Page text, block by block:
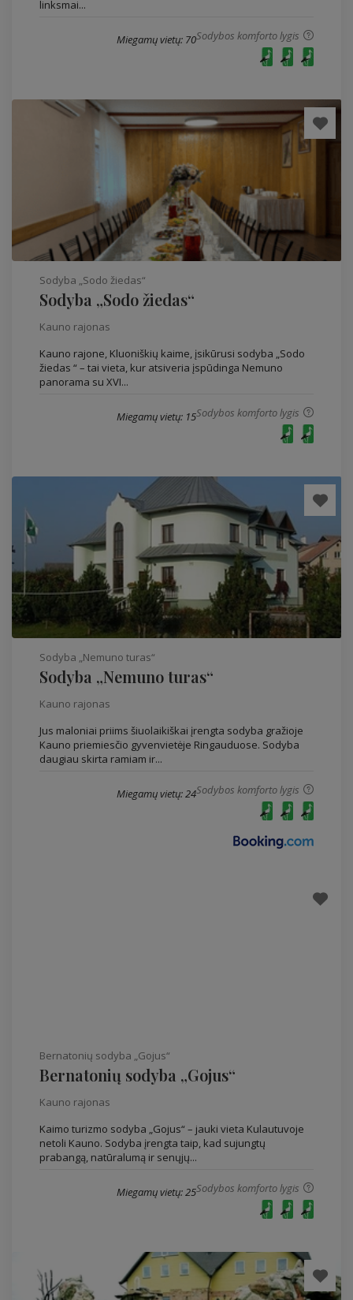
linksmai...
Sodybos komforto lygis
Miegamų vietų: 70
Sodyba „Sodo žiedas“
Sodyba „Sodo žiedas“
Kauno rajonas
Kauno rajone, Kluoniškių kaime, įsikūrusi sodyba „Sodo
žiedas “ – tai vieta, kur atsiveria įspūdinga Nemuno
panorama su XVI...
Sodybos komforto lygis
Miegamų vietų: 15
Sodyba „Nemuno turas“
Sodyba „Nemuno turas“
Kauno rajonas
Jus maloniai priims šiuolaikiškai įrengta sodyba gražioje
Kauno priemiesčio gyvenvietėje Ringauduose. Sodyba
daugiau skirta ramiam ir...
Sodybos komforto lygis
Miegamų vietų: 24
Bernatonių sodyba „Gojus“
Bernatonių sodyba „Gojus“
Kauno rajonas
Kaimo turizmo sodyba „Gojus“ – jauki vieta Kulautuvoje
netoli Kauno. Sodyba įrengta taip, kad sujungtų
prabangą, natūralumą ir senųjų...
Sodybos komforto lygis
Miegamų vietų: 25